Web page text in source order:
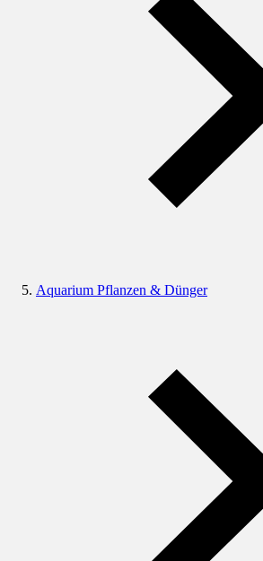
Aquarium Pflanzen & Dünger